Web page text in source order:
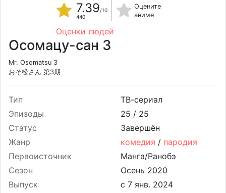
7.39/10
440
Оцените
аниме
Оценки людей
Осомацу-сан 3
Mr. Osomatsu 3
おそ松さん 第3期
Тип
ТВ-сериал
Эпизоды
25 / 25
Статус
Завершён
Жанр
комедия / пародия
Первоисточник
Манга/Ранобэ
Сезон
Осень 2020
Выпуск